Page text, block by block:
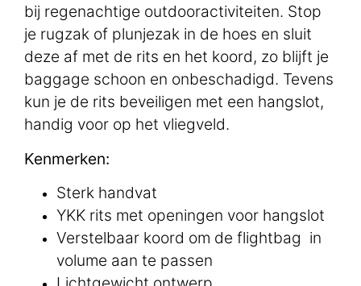
bij regenachtige outdooractiviteiten. Stop
je rugzak of plunjezak in de hoes en sluit
deze af met de rits en het koord, zo blijft je
baggage schoon en onbeschadigd. Tevens
kun je de rits beveiligen met een hangslot,
handig voor op het vliegveld.
Kenmerken:
Sterk handvat
YKK rits met openingen voor hangslot
Verstelbaar koord om de flightbag in
volume aan te passen